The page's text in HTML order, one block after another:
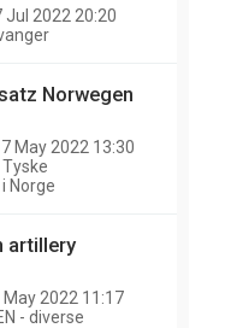
Jul 2022 20:20
Norwegen
May 2022 13:30
Norge
artillery
May 2022 11:17
- diverse